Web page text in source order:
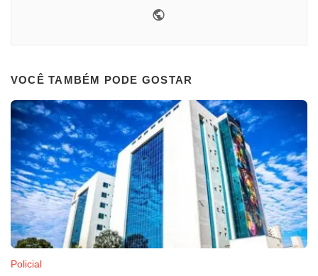
VOCÊ TAMBÉM PODE GOSTAR
Policial